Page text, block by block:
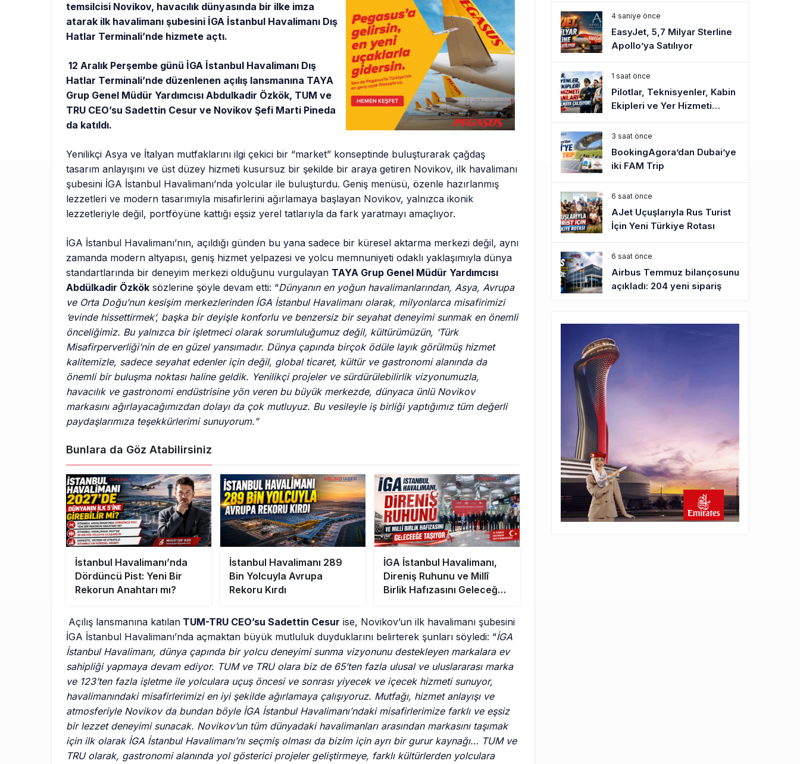
temsilcisi Novikov, havacılık dünyasında bir ilke imza
atarak ilk havalimanı şubesini İGA İstanbul Havalimanı Dış
Hatlar Terminali’nde hizmete açtı.
12 Aralık Perşembe günü İGA İstanbul Havalimanı Dış
Hatlar Terminali’nde düzenlenen açılış lansmanına TAYA
Grup Genel Müdür Yardımcısı Abdulkadir Özkök, TUM ve
TRU CEO’su Sadettin Cesur ve Novikov Şefi Marti Pineda
da katıldı.
Yenilikçi Asya ve İtalyan mutfaklarını ilgi çekici bir “market” konseptinde buluşturarak çağdaş
tasarım anlayışını ve üst düzey hizmeti kusursuz bir şekilde bir araya getiren Novikov, ilk havalimanı
şubesini İGA İstanbul Havalimanı’nda yolcular ile buluşturdu. Geniş menüsü, özenle hazırlanmış
lezzetleri ve modern tasarımıyla misafirlerini ağırlamaya başlayan Novikov, yalnızca ikonik
lezzetleriyle değil, portföyüne kattığı eşsiz yerel tatlarıyla da fark yaratmayı amaçlıyor.
İGA İstanbul Havalimanı’nın, açıldığı günden bu yana sadece bir küresel aktarma merkezi değil, aynı
zamanda modern altyapısı, geniş hizmet yelpazesi ve yolcu memnuniyeti odaklı yaklaşımıyla dünya
standartlarında bir deneyim merkezi olduğunu vurgulayan TAYA Grup Genel Müdür Yardımcısı
Abdülkadir Özkök sözlerine şöyle devam etti: “Dünyanın en yoğun havalimanlarından, Asya, Avrupa
ve Orta Doğu’nun kesişim merkezlerinden İGA İstanbul Havalimanı olarak, milyonlarca misafirimizi
‘evinde hissettirmek’, başka bir deyişle konforlu ve benzersiz bir seyahat deneyimi sunmak en önemli
önceliğimiz. Bu yalnızca bir işletmeci olarak sorumluluğumuz değil, kültürümüzün, ‘Türk
Misafirperverliği’nin de en güzel yansımadır. Dünya çapında birçok ödüle layık görülmüş hizmet
kalitemizle, sadece seyahat edenler için değil, global ticaret, kültür ve gastronomi alanında da
önemli bir buluşma noktası haline geldik. Yenilikçi projeler ve sürdürülebilirlik vizyonumuzla,
havacılık ve gastronomi endüstrisine yön veren bu büyük merkezde, dünyaca ünlü Novikov
markasını ağırlayacağımızdan dolayı da çok mutluyuz. Bu vesileyle iş birliği yaptığımız tüm değerli
paydaşlarımıza teşekkürlerimi sunuyorum.”
Bunlara da Göz Atabilirsiniz
İstanbul Havalimanı’nda
Dördüncü Pist: Yeni Bir
Rekorun Anahtarı mı?
İstanbul Havalimanı 289
Bin Yolcuyla Avrupa
Rekoru Kırdı
İGA İstanbul Havalimanı,
Direniş Ruhunu ve Millî
Birlik Hafızasını Geleceğe
Açılış lansmanına katılan TUM-TRU CEO’su Sadettin Cesur ise, Novikov’un ilk havalimanı şubesini
İGA İstanbul Havalimanı’nda açmaktan büyük mutluluk duyduklarını belirterek şunları söyledi: “İGA
İstanbul Havalimanı, dünya çapında bir yolcu deneyimi sunma vizyonunu destekleyen markalara ev
sahipliği yapmaya devam ediyor. TUM ve TRU olara biz de 65’ten fazla ulusal ve uluslararası marka
ve 123’ten fazla işletme ile yolculara uçuş öncesi ve sonrası yiyecek ve içecek hizmeti sunuyor,
havalimanındaki misafirlerimizi en iyi şekilde ağırlamaya çalışıyoruz. Mutfağı, hizmet anlayışı ve
atmosferiyle Novikov da bundan böyle İGA İstanbul Havalimanı’ndaki misafirlerimize farklı ve eşsiz
bir lezzet deneyimi sunacak. Novikov’un tüm dünyadaki havalimanları arasından markasını taşımak
için ilk olarak İGA İstanbul Havalimanı’nı seçmiş olması da bizim için ayrı bir gurur kaynağı… TUM ve
TRU olarak, gastronomi alanında yol gösterici projeler geliştirmeye, farklı kültürlerden yolculara
4 saniye önce
EasyJet, 5,7 Milyar Sterline
Apollo’ya Satılıyor
1 saat önce
Pilotlar, Teknisyenler, Kabin
Ekipleri ve Yer Hizmeti
Çalışanları Gazeteci Olmaya
Çalışıyor!
3 saat önce
BookingAgora’dan Dubai’ye
iki FAM Trip
6 saat önce
AJet Uçuşlarıyla Rus Turist
İçin Yeni Türkiye Rotası
6 saat önce
Airbus Temmuz bilançosunu
açıkladı: 204 yeni sipariş
İstanbul uçağına polis
köpeklerle girdi: 3 yolcu
indirildi
8 saat önce
AyJet eğitim uçağı Hezarfen
yakınında kırım geçirdi
Lufthansa ilk uçağını Starlink
internetiyle donattı
23 saat önce
Norwegian Uçağına Polis